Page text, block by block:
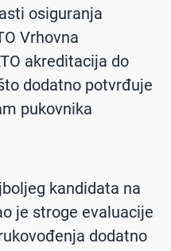
osiguranja
Vrhovna
akreditacija do
dodatno potvrđuje
pukovnika
kandidata na
je stroge evaluacije
dodatno